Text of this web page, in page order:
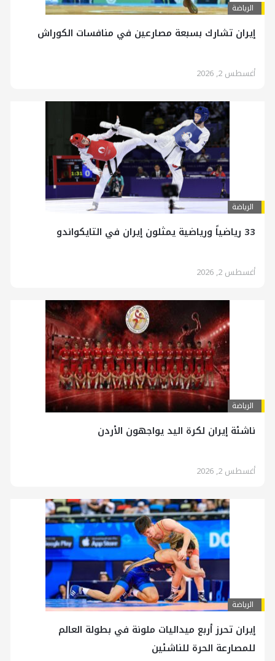
الرياضة
إيران تشارك بسبعة مصارعين في منافسات الكوراش
أغسطس 2, 2026
الرياضة
33 رياضياً ورياضية يمثلون إيران في التايكواندو
أغسطس 2, 2026
الرياضة
ناشئة إيران لكرة اليد يواجهون الأردن
أغسطس 2, 2026
الرياضة
إيران تحرز أربع ميداليات ملونة في بطولة العالم
للمصارعة الحرة للناشئين